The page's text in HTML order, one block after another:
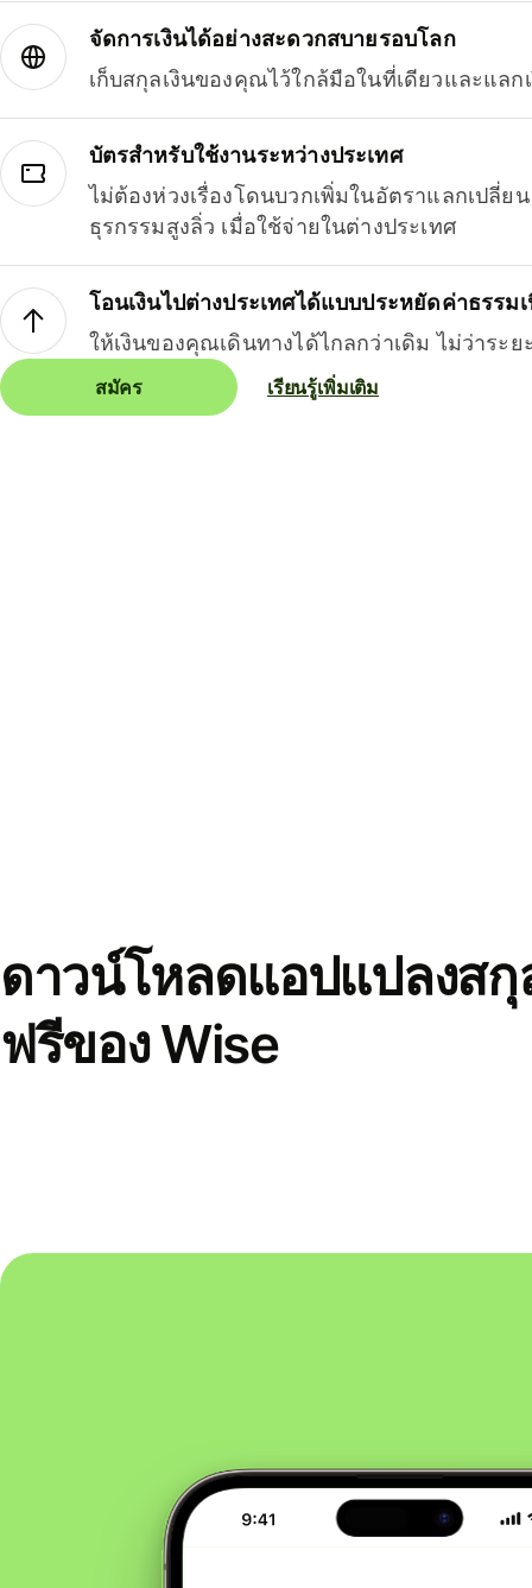
จัดการเงินได้อย่างสะดวกสบายรอบโลก
เก็บสกุลเงินของคุณไว้ใกล้มือในที่เดียวและแลก
บัตรสำหรับใช้งานระหว่างประเทศ
ไม่ต้องห่วงเรื่องโดนบวกเพิ่มในอัตราแลกเปลี่ย
ธุรกรรมสูงลิ่ว เมื่อใช้จ่ายในต่างประเทศ
โอนเงินไปต่างประเทศได้แบบประหยัดค่าธรรม
ให้เงินของคุณเดินทางได้ไกลกว่าเดิม ไม่ว่าระย
สมัคร เรียนรู้เพิ่มเติม
ดาวน์โหลดแอปแปลงสกุ
ฟรีของ Wise